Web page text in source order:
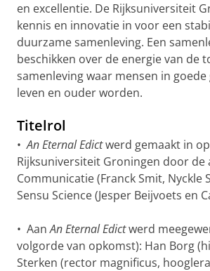
en excellentie. De Rijksuniversiteit
kennis en innovatie in voor een
duurzame samenleving. Een
beschikken over de energie van de
samenleving waar mensen in
leven en ouder worden.
Titelrol
•An Eternal Edictwerd gemaakt in
Rijksuniversiteit Groningen door de
Communicatie (Franck Smit, Nyckle
Sensu Science (Jesper Beijvoets en
• AanAn Eternal Edictwerd
volgorde van opkomst): Han Borg
Sterken (rector magnificus,